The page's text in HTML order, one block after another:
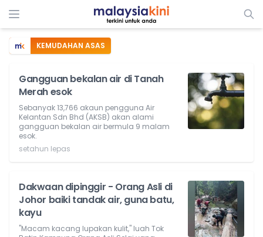
KEMUDAHAN ASAS
Gangguan bekalan air di Tanah
Merah esok
Sebanyak 13,766 akaun pengguna Air
Kelantan Sdn Bhd (AKSB) akan alami
gangguan bekalan air bermula 9 malam
esok.
setahun lepas
Dakwaan dipinggir - Orang Asli di
Johor baiki tandak air, guna batu,
kayu
"Macam kacang lupakan kulit," luah Tok